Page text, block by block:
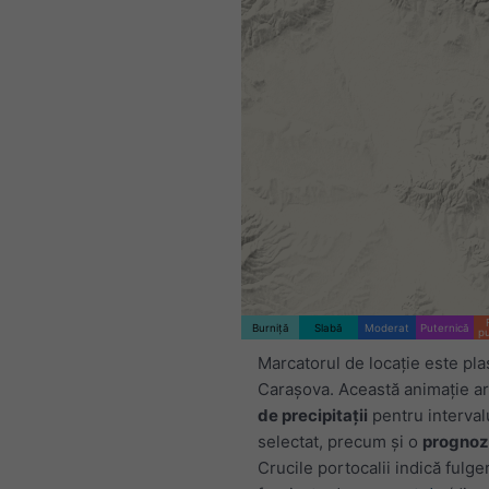
Burniță Slabă Moderat Puternică
Marcatorul de locație este
Caraşova. Această animație
de precipitații pentru
selectat, precum și o
Crucile portocalii indică